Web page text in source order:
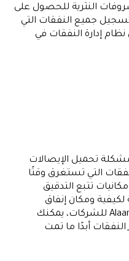
النثرية للحصول على
جميع النفقات التي
إدارة النفقات في
تحميل الإيصالات
التي تستغرق وقتًا
تتبع التدقيق
ومكان إنفاق
الأموال. أيضًا، باستخدام بطاقة Alaan للشركات، يمكنك
النفقات أبدًا ما تمت